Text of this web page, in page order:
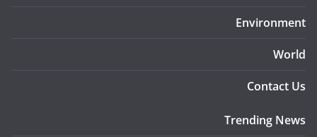
Environment
World
Contact Us
Trending News